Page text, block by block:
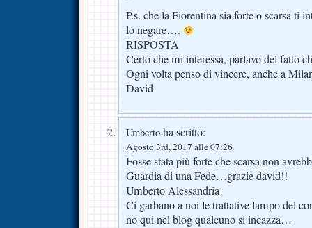
P.s. che la Fiorentina sia forte o scarsa ti
lo negare….
RISPOSTA
Certo che mi interessa, parlavo del fatto
Ogni volta penso di vincere, anche a
David
Umberto ha scritto:
Agosto 3rd, 2017 alle 07:26
Fosse stata più forte che scarsa non
Guardia di una Fede…grazie david!!
Umberto Alessandria
Ci garbano a noi le trattative lampo del
no qui nel blog qualcuno si incazza…